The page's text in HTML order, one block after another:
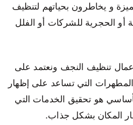
و يخاطرون بحياتهم لتنظيف
أو الحجرية للشركات أو الفلل
تنظيف النجف ونعتمد على
التي تساعد على إظهار
هو تحقيق الخدمات التي
المكان بشكل جذاب.